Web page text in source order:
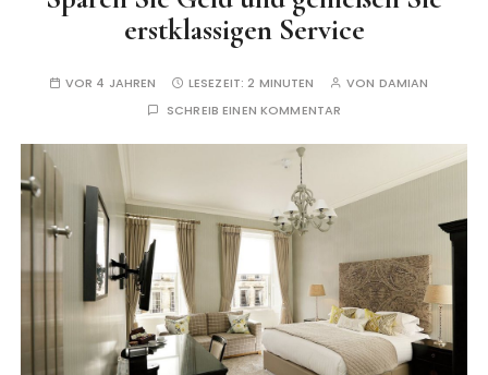
erstklassigen Service
VOR 4 JAHREN LESEZEIT:2 MINUTEN VON DAMIAN
SCHREIB EINEN KOMMENTAR